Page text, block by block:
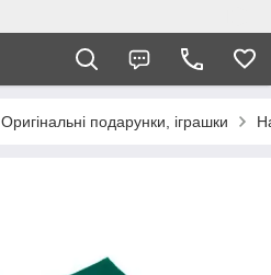
Оригінальні подарунки, іграшки